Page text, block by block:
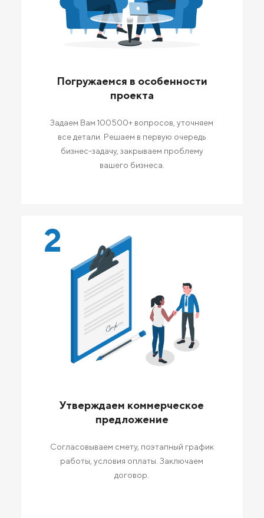
Погружаемся в особенности
проекта
Задаем Вам 100500+ вопросов, уточняем
все детали. Решаем в первую очередь
бизнес-задачу, закрываем проблему
вашего бизнеса.
2
Утверждаем коммерческое
предложение
Согласовываем смету, поэтапный график
работы, условия оплаты. Заключаем
договор.